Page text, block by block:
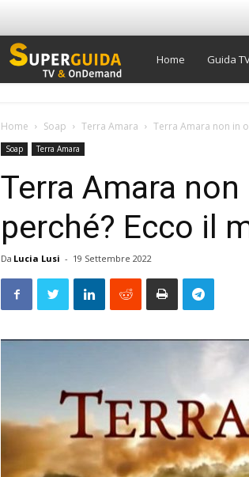
Super
Home Guida
Home Soap Terra Amara Terra Amara non in
Soap Terra Amara
Terra Amara
perché? Ecco il
Da Lucia Lusi - 19 Settembre 2022